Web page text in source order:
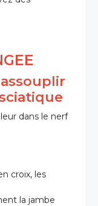
dans le nerf
croix, les
la jambe